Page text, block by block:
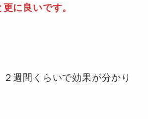
に良いです。
週間くらいで効果が分かり